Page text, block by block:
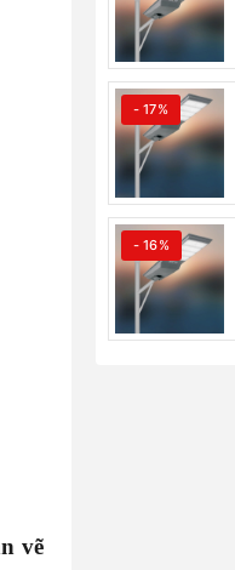
vẽ
- 17%
- 16%